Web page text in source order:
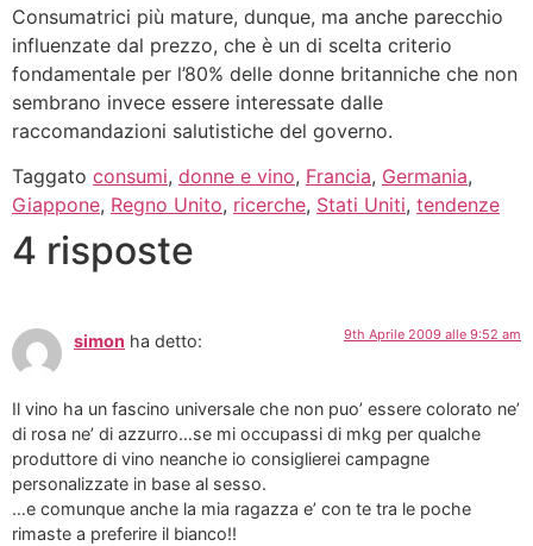
Consumatrici più mature, dunque, ma anche parecchio
influenzate dal prezzo, che è un di scelta criterio
fondamentale per l’80% delle donne britanniche che non
sembrano invece essere interessate dalle
raccomandazioni salutistiche del governo.
Taggato consumi, donne e vino, Francia, Germania,
Giappone, Regno Unito, ricerche, Stati Uniti, tendenze
4 risposte
simon ha detto: 9th Aprile 2009 alle 9:52 am
Il vino ha un fascino universale che non puo’ essere colorato ne’
di rosa ne’ di azzurro…se mi occupassi di mkg per qualche
produttore di vino neanche io consiglierei campagne
personalizzate in base al sesso.
…e comunque anche la mia ragazza e’ con te tra le poche
rimaste a preferire il bianco!!